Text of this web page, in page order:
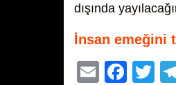
dışında
İnsan emeğini
E
F
T